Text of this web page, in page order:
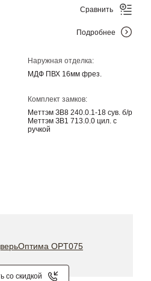
Наружная отделка:
МДФ ПВХ 16мм фрез.
Комплект замков:
Меттэм ЗВ8 240.0.1-18 сув. б/р
Меттэм ЗВ1 713.0.0 цил. с
ручкой
Сравнить
Подробнее
со скидкой